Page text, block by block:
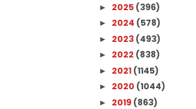
► 2025 (396)
► 2024 (578)
► 2023 (493)
► 2022 (838)
► 2021 (1145)
► 2020 (1044)
► 2019 (863)